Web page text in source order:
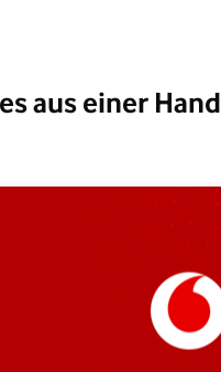
aus einer Hand